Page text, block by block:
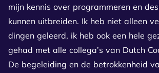
mijn kennis over programmeren en
kunnen uitbreiden. Ik heb niet alleen
dingen geleerd, ik heb ook een hele
gehad met alle collega’s van Dutch
De begeleiding en de betrokkenheid